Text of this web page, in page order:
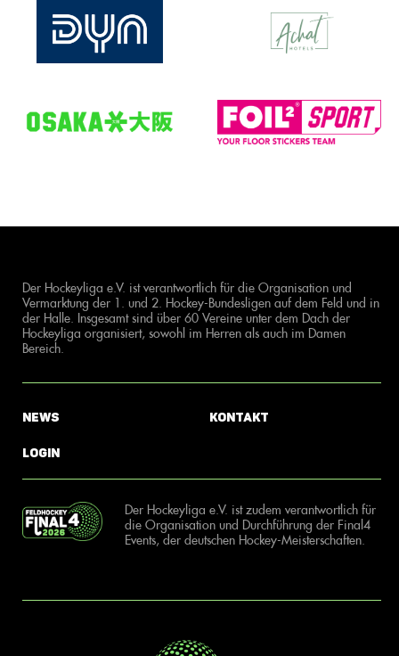
Der Hockeyliga e.V. ist verantwortlich für die Organisation und
Vermarktung der 1. und 2. Hockey-Bundesligen auf dem Feld und in
der Halle. Insgesamt sind über 60 Vereine unter dem Dach der
Hockeyliga organisiert, sowohl im Herren als auch im Damen
Bereich.
News
Login
Kontakt
Der Hockeyliga e.V. ist zudem verantwortlich für
die Organisation und Durchführung der Final4
Events, der deutschen Hockey-Meisterschaften.